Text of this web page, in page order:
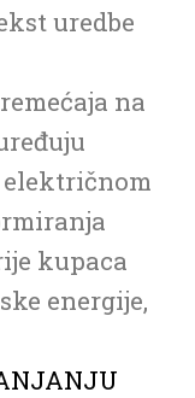
uredbe
na
električnom
kupaca
energije,